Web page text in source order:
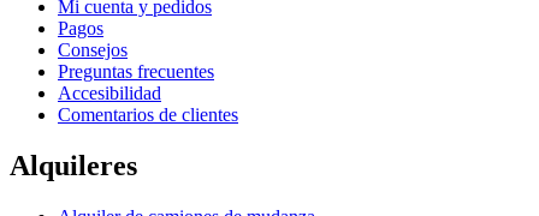
Mi cuenta y pedidos
Pagos
Consejos
Preguntas frecuentes
Accesibilidad
Comentarios de clientes
Alquileres